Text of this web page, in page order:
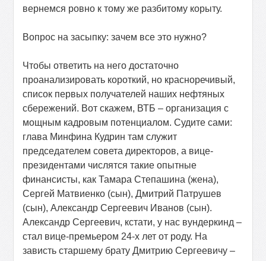
вернемся ровно к тому же разбитому корыту.
Вопрос на засыпку: зачем все это нужно?
Чтобы ответить на него достаточно
проанализировать короткий, но красноречивый,
список первых получателей наших нефтяных
сбережений. Вот скажем, ВТБ – организация с
мощным кадровым потенциалом. Судите сами:
глава Минфина Кудрин там служит
председателем совета директоров, а вице-
президентами числятся такие опытные
финансисты, как Тамара Степашина (жена),
Сергей Матвиенко (сын), Дмитрий Патрушев
(сын), Александр Сергеевич Иванов (сын).
Александр Сергеевич, кстати, у нас вундеркинд –
стал вице-премьером 24-х лет от роду. На
зависть старшему брату Дмитрию Сергеевичу –